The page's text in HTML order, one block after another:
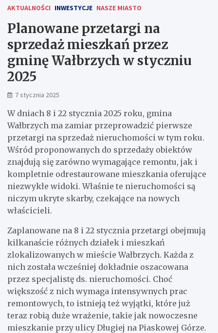
AKTUALNOŚCI INWESTYCJE NASZE MIASTO
Planowane przetargi na
sprzedaż mieszkań przez
gminę Wałbrzych w styczniu
2025
7 stycznia 2025
W dniach 8 i 22 stycznia 2025 roku, gmina
Wałbrzych ma zamiar przeprowadzić pierwsze
przetargi na sprzedaż nieruchomości w tym roku.
Wśród proponowanych do sprzedaży obiektów
znajdują się zarówno wymagające remontu, jak i
kompletnie odrestaurowane mieszkania oferujące
niezwykłe widoki. Właśnie te nieruchomości są
niczym ukryte skarby, czekające na nowych
właścicieli.
Zaplanowane na 8 i 22 stycznia przetargi obejmują
kilkanaście różnych działek i mieszkań
zlokalizowanych w mieście Wałbrzych. Każda z
nich została wcześniej dokładnie oszacowana
przez specjalistę ds. nieruchomości. Choć
większość z nich wymaga intensywnych prac
remontowych, to istnieją też wyjątki, które już
teraz robią duże wrażenie, takie jak nowoczesne
mieszkanie przy ulicy Długiej na Piaskowej Górze.